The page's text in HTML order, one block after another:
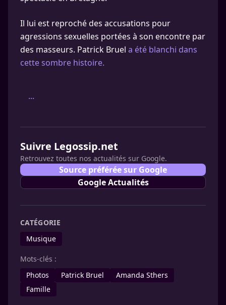
Il lui est reproché des accusations pour
agressions sexuelles portées à son encontre par
des masseurs. Patrick Bruel a été blanchi dans
cette sombre histoire.
...
Suivre Legossip.net
Retrouvez toutes nos actualités sur Google.
Source préférée sur Google
Google Actualités
CATÉGORIE
Musique
Mots-clés :
Photos
Patrick Bruel
Amanda Sthers
Famille